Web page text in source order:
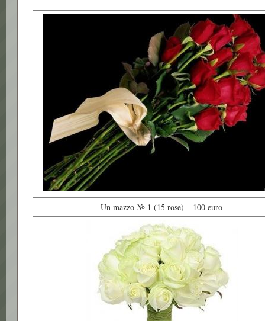
Un mazzo № 1 (15 rose) – 100 euro